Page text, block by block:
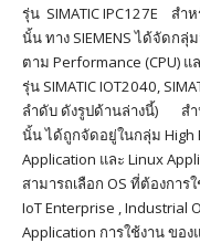
รุ่น SIMATIC IPC127E สำ
นั้น ทาง SIEMENS ได้จัดก
ตาม Performance (CPU)
รุ่น SIMATIC IOT2040,
ลำดับ ดังรูปด้านล่างนี้) สำห
นั้น ได้ถูกจัดอยู่ในกลุ่ม High
Application และ Linux
สามารถเลือก OS ที่ต้องการ
IoT Enterprise , Industrial
Application การใช้งาน ขอ